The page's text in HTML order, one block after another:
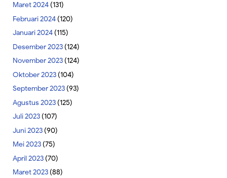
Maret 2024(131)
Februari 2024(120)
Januari 2024(115)
Desember 2023(124)
November 2023(124)
Oktober 2023(104)
September 2023(93)
Agustus 2023(125)
Juli 2023(107)
Juni 2023(90)
Mei 2023(75)
April 2023(70)
Maret 2023(88)